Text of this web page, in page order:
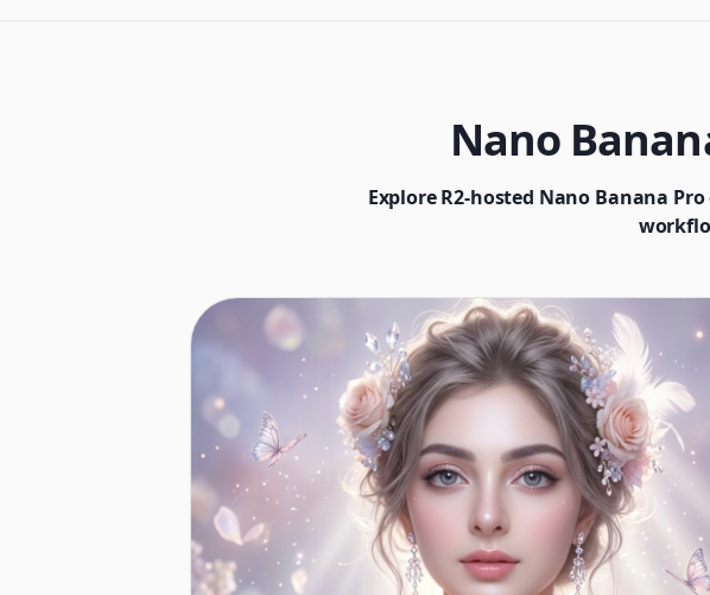
Nano
Explore R2-hosted Nano Banana